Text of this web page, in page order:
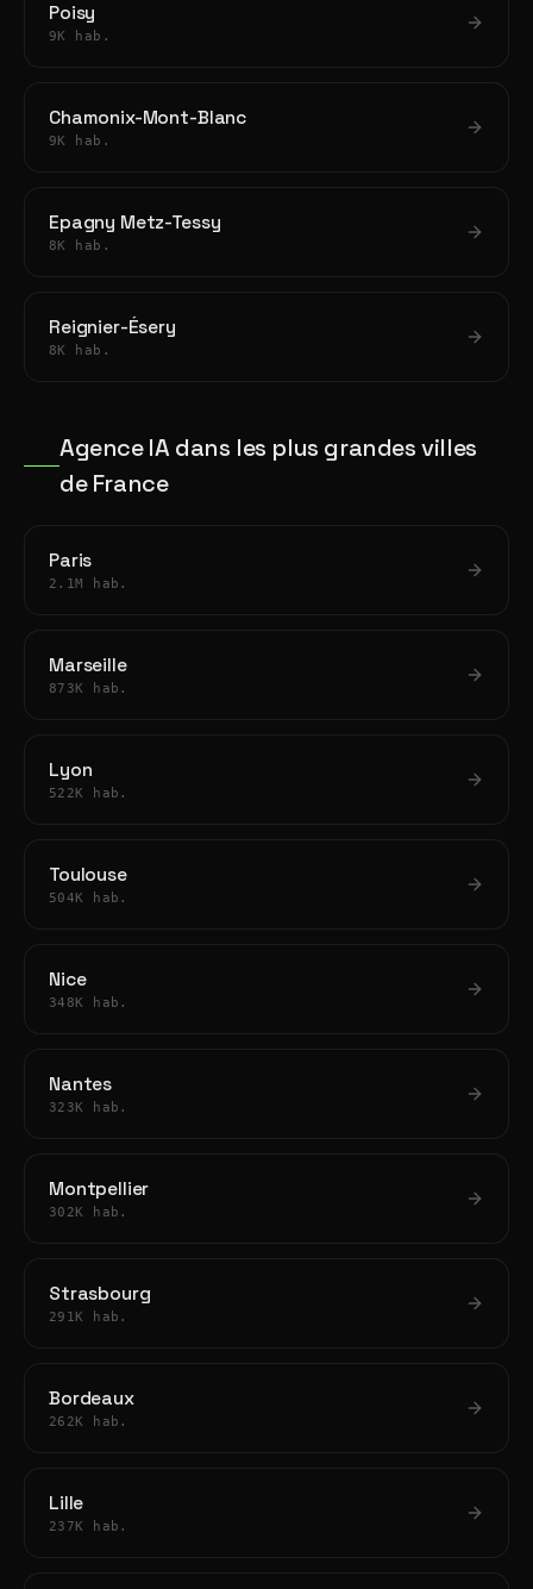
Poisy
9K hab.
Chamonix-Mont-Blanc
9K hab.
Epagny Metz-Tessy
8K hab.
Reignier-Ésery
8K hab.
Agence IA dans les plus grandes villes
de France
Paris
2.1M hab.
Marseille
873K hab.
Lyon
522K hab.
Toulouse
504K hab.
Nice
348K hab.
Nantes
323K hab.
Montpellier
302K hab.
Strasbourg
291K hab.
Bordeaux
262K hab.
Lille
237K hab.